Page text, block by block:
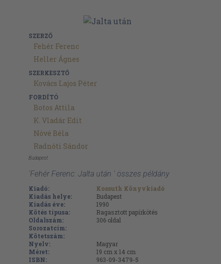
SZERZŐ
Fehér Ferenc
Heller Ágnes
SZERKESZTŐ
Kovács Lajos Péter
FORDÍTÓ
Botos Attila
K. Vladár Edit
Nóvé Béla
Radnóti Sándor
Budapest
'Fehér Ferenc: Jalta után ' összes példány
Kiadó:
Kossuth Könyvkiadó
Kiadás helye:
Budapest
Kiadás éve:
1990
Kötés típusa:
Ragasztott papírkötés
Oldalszám:
306 oldal
Sorozatcím:
Kötetszám:
Nyelv:
Magyar
Méret:
19 cm x 14 cm
ISBN:
963-09-3479-5